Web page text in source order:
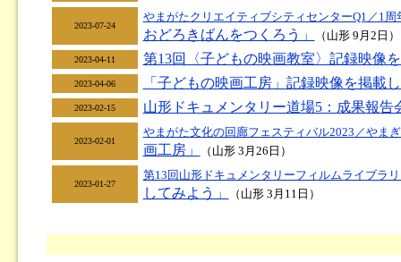
2023-07-24
やまがたクリエイティブシティセンターQ1／1
おどろきばんをつくろう」 （山形 9月2日）
2023-04-11 第13回〈子どもの映画教室〉記録映像
2023-04-06 「子どもの映画工房」記録映像を掲載
2023-02-15 山形ドキュメンタリー道場5：成果報告
2023-02-01
やまがた文化の回廊フェスティバル2023／やま
画工房」 （山形 3月26日）
2023-01-27
第13回山形ドキュメンタリーフィルムライブラ
してみよう」 （山形 3月11日）